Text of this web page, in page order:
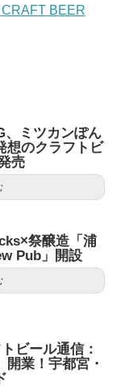
BEER
、ミツカンぽん
想のクラフトビ
売
祭醸造「浦
Pub」開設
ビール通信：
業！宇都宮・